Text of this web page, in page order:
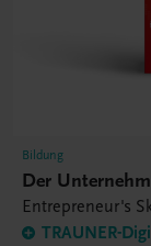
Bildung
Der
Entrepreneur's
TRAUNER-